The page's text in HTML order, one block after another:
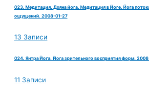
023. Медитация. Дхяна йога. Медитация в Йоге. Йога
ощущений. 2008-01-27
13 Записи
024. Янтра Йога. Йога зрительного восприятия форм.
11 Записи